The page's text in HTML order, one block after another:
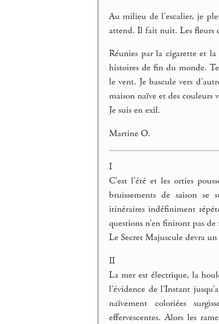
Au milieu de l’escalier, je
attend. Il fait nuit. Les fleurs
Réunies par la cigarette et
histoires de fin du monde.
le vent. Je bascule vers
maison naïve et des couleurs
Je suis en exil.
Martine O.
I
C’est l’été et les orties
bruissements de saison se
itinéraires indéfiniment
questions n’en finiront pas
Le Secret Majuscule devra
II
La mer est électrique, la
l’évidence de l’Instant
naïvement coloriées
effervescentes. Alors les